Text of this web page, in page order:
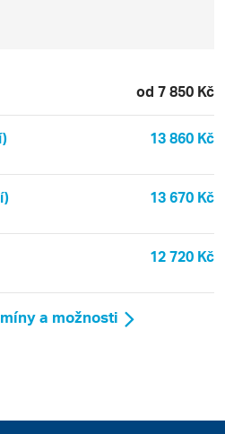
od 7 850 Kč
13 860 Kč
13 670 Kč
12 720 Kč
a možnosti